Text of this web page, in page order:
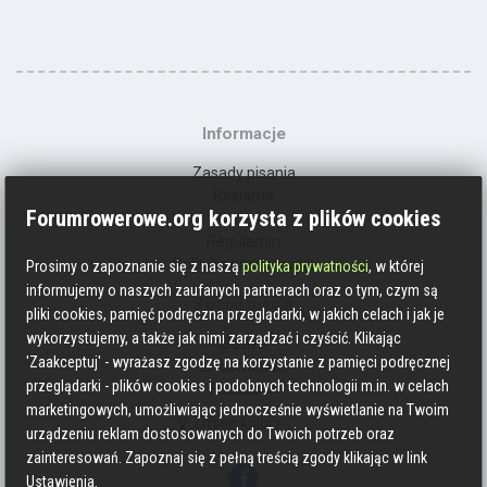
Informacje
Zasady pisania
Kontakt
Polityka prywatności
Social media
Strava
Endomondo
Facebook
Zmień kolory
Forumrowerowe.org korzysta z plików cookies
Prosimy o zapoznanie się z nasząpolityka prywatności, w której
informujemy o naszych zaufanych partnerach oraz o tym, czym są
pliki cookies, pamięć podręczna przeglądarki, w jakich celach i jak je
wykorzystujemy, a także jak nimi zarządzać i czyścić. Klikając
'Zaakceptuj' - wyrażasz zgodzę na korzystanie z pamięci podręcznej
przeglądarki - plików cookies i podobnych technologii m.in. w celach
marketingowych, umożliwiając jednocześnie wyświetlanie na Twoim
urządzeniu reklam dostosowanych do Twoich potrzeb oraz
zainteresowań. Zapoznaj się z pełną treścią zgody klikając w link
Ustawienia.